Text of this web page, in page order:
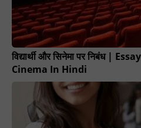
विद्यार्थी और सिनेमा पर निबंध |
Cinema In Hindi